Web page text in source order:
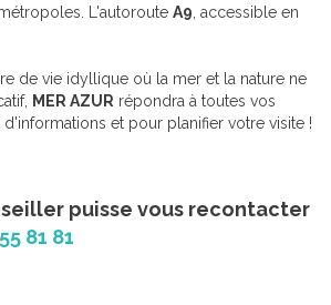
L'autoroute A9 , accessible en
de vie idyllique où la mer et la nature ne
MER AZUR répondra à toutes vos
et pour planifier votre visite !
puisse vous recontacter
81 81